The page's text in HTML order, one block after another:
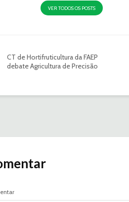
VER TODOS OS POSTS
CT de Hortifruticultura da FAEP
debate Agricultura de Precisão